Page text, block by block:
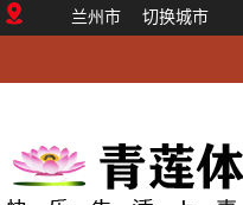
兰州市 切换城市